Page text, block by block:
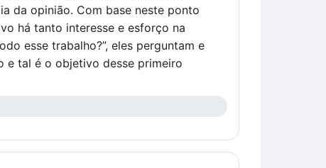
da opinião. Com base neste ponto
há tanto interesse e esforço na
esse trabalho?”, eles perguntam e
e tal é o objetivo desse primeiro